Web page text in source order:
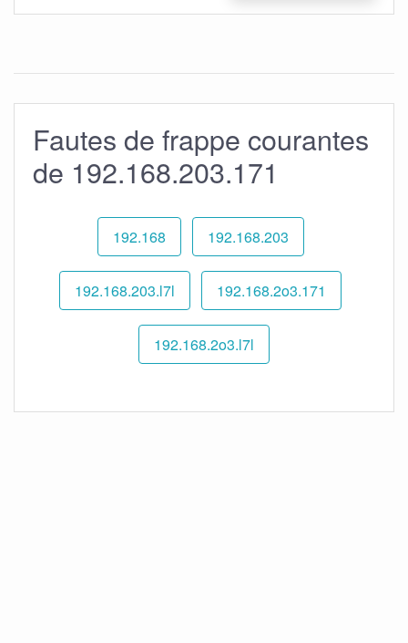
Fautes de frappe courantes
de 192.168.203.171
192.168 192.168.203
192.168.203.l7l 192.168.2o3.171
192.168.2o3.l7l